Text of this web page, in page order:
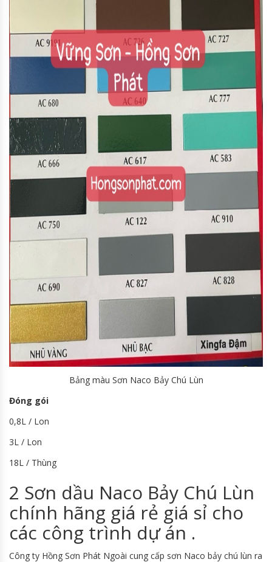
Bảng màu Sơn Naco Bảy Chú Lùn
Đóng gói
0,8L / Lon
3L / Lon
18L / Thùng
2 Sơn dầu Naco Bảy Chú Lùn
chính hãng giá rẻ giá sỉ cho
các công trình dự án .
Công ty Hồng Sơn Phát Ngoài cung cấp sơn Naco bảy chú lùn ra